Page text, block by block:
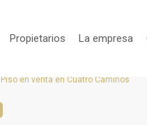
Propietarios La empresa
Piso en venta en Cuatro Caminos